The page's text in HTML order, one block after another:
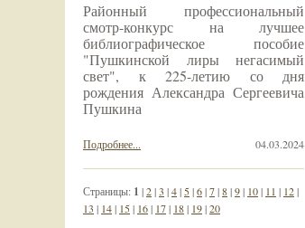
Районный профессиональный
смотр-конкурс на лучшее
библиографическое пособие
"Пушкинской лиры негасимый
свет", к 225-летию со дня
рождения Александра Сергеевича
Пушкина
04.03.2024
Подробнее...
Страницы: 1 |2|3 |4| 5|6|7|8|9| 10| 11 | 12|
13 | 14| 15| 16| 17| 18| 19|20